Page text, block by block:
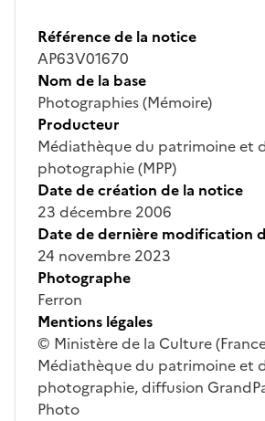
Référence de la notice
AP63V01670
Nom de la base
Photographies (Mémoire)
Producteur
Médiathèque du patrimoine et
photographie (MPP)
Date de création de la notice
23 décembre 2006
Date de dernière modification
24 novembre 2023
Photographe
Ferron
Mentions légales
© Ministère de la Culture
Médiathèque du patrimoine et
photographie, diffusion
Photo